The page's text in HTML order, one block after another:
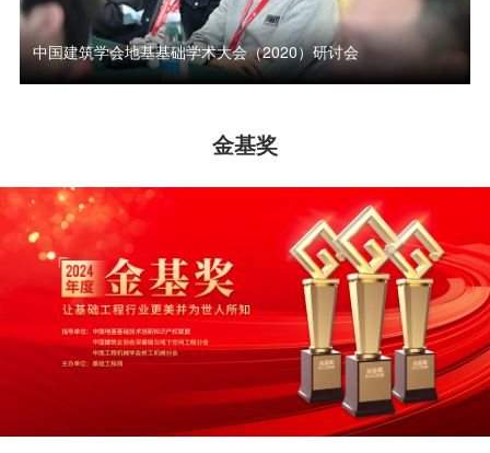
中国建筑学会地基基础学术大会（2020）研讨会
金基奖